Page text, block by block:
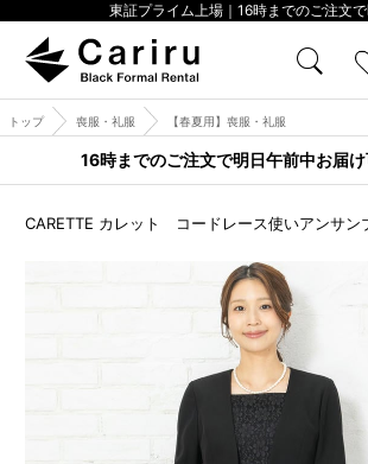
東証プライム上場｜16時までのご注文
トップ 喪服・礼服 【春夏用】喪服・礼服
16時までのご注文で明日午前中お届け
CARETTE カレット コードレース使いアンサン